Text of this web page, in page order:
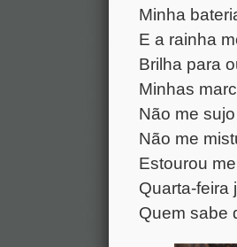
Minha
E a rainha
Brilha para
Minhas
Não me
Não me
Estourou
Quarta-feira
Quem sabe